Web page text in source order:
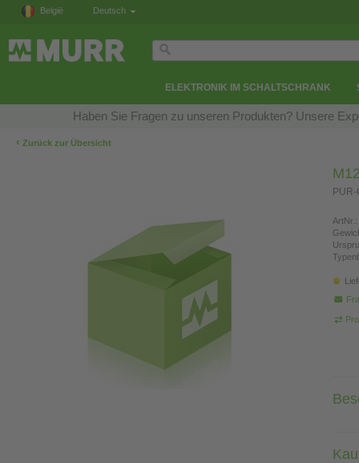
België Deutsch
ELEKTRONIK IM SCHALTSCHRANK
Haben Sie Fragen zu unseren Produkten? Unsere
‹ Zurück zur Übersicht
ArtNr.: